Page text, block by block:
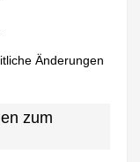
Änderungen
zum